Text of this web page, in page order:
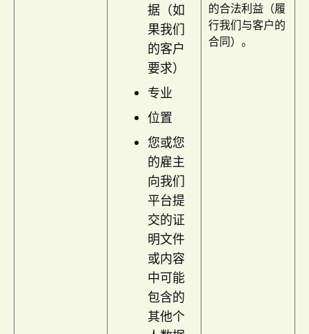
据（如
果我们
的客户
要求）
专业
位置
您或您
的雇主
向我们
平台提
交的证
明文件
或内容
中可能
包含的
其他个
的合法利益（履
行我们与客户的
合同）。